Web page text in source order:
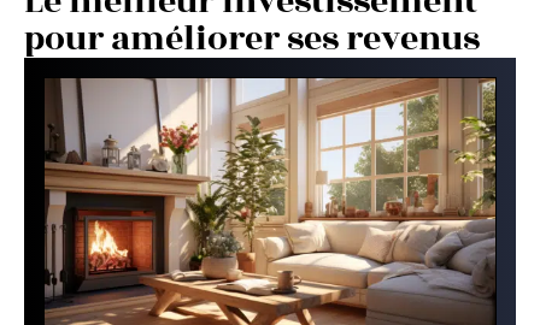
pour améliorer ses revenus